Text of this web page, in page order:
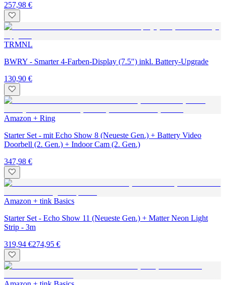
257,98 €
TRMNL
BWRY - Smarter 4-Farben-Display (7.5") inkl. Battery-Upgrade
130,90 €
Amazon + Ring
Starter Set - mit Echo Show 8 (Neueste Gen.) + Battery Video
Doorbell (2. Gen.) + Indoor Cam (2. Gen.)
347,98 €
Amazon + tink Basics
Starter Set - Echo Show 11 (Neueste Gen.) + Matter Neon Light
Strip - 3m
319,94 €274,95 €